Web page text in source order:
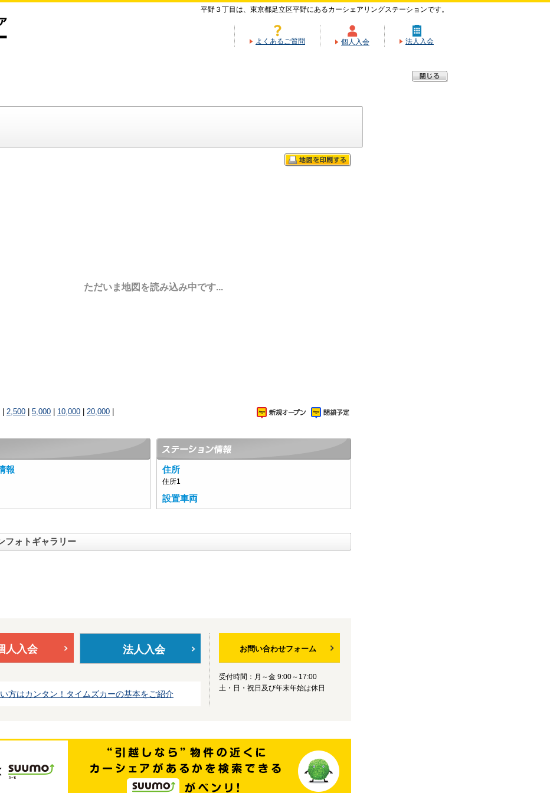
平野３丁目は、東京都足立区平野にあるカーシェアリングステーションです。
よくあるご質問 個人入会 法人入会
ただいま地図を読み込み中です...
2,500 5,000 10,000 20,000
報 住所
住所1
設置車両
フォトギャラリー
人入会 法人入会
方はカンタン！タイムズカーの基本をご紹介
お問い合わせフォーム
受付時間：月～金 9:00～17:00
土・日・祝日及び年末年始は休日